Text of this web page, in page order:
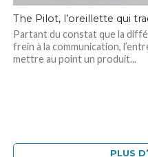
The Pilot, l’oreillette qui
Partant du constat que la
frein à la communication,
mettre au point un produit...
PLUS